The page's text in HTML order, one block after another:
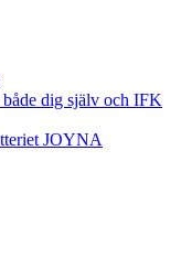
dig själv och IFK
JOYNA